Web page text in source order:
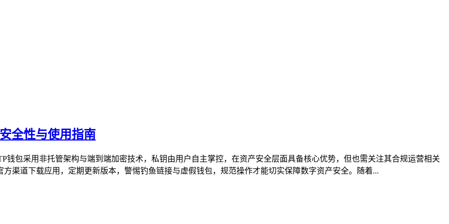
全性与使用指南
钱包采用非托管架构与端到端加密技术，私钥由用户自主掌控，在资产安全层面具备核心优势，但也需关注其合规运营相关
渠道下载应用，定期更新版本，警惕钓鱼链接与虚假钱包，规范操作才能切实保障数字资产安全。随着...